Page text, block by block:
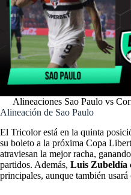
Alineaciones Sao Paulo vs
Alineación de Sao Paulo
El Tricolor está en la quinta
su boleto a la próxima Copa
atraviesan la mejor racha,
partidos. Además, Luis Zubeldía
principales, aunque también usará